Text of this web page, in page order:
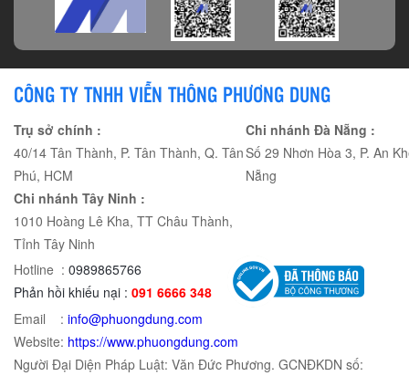
CÔNG TY TNHH VIỄN THÔNG PHƯƠNG DUNG
Trụ sở chính :
40/14 Tân Thành, P. Tân Thành, Q. Tân
Phú, HCM
Chi nhánh Đà Nẵng :
Số 29 Nhơn Hòa 3, P. An
Nẵng
Chi nhánh Tây Ninh :
1010 Hoàng Lê Kha, TT Châu Thành,
Tỉnh Tây Ninh
Hotline : 0989865766
Phản hồi khiếu nại : 091 6666 348
Email : info@phuongdung.com
Website: https://www.phuongdung.com
Người Đại Diện Pháp Luật: Văn Đức Phương. GCNĐKDN số: